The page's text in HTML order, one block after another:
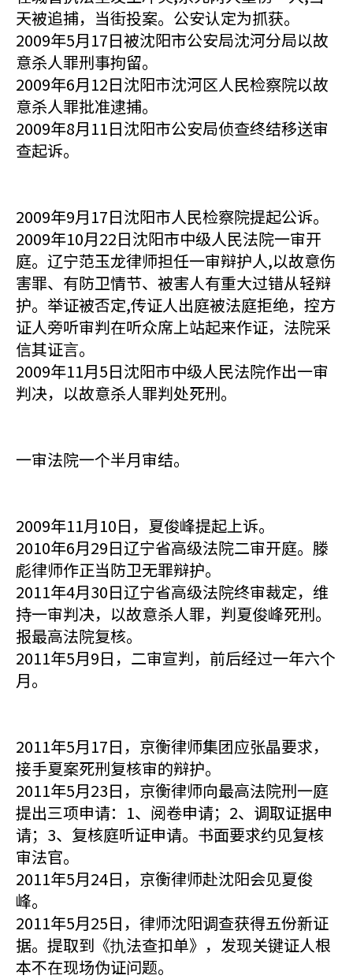
天被追捕，当街投案。公安认定为抓获。
2009年5月17日被沈阳市公安局沈河分局以故
意杀人罪刑事拘留。
2009年6月12日沈阳市沈河区人民检察院以故
意杀人罪批准逮捕。
2009年8月11日沈阳市公安局侦查终结移送审
查起诉。
2009年9月17日沈阳市人民检察院提起公诉。
2009年10月22日沈阳市中级人民法院一审开
庭。辽宁范玉龙律师担任一审辩护人,以故意伤
害罪、有防卫情节、被害人有重大过错从轻辩
护。举证被否定,传证人出庭被法庭拒绝，控方
证人旁听审判在听众席上站起来作证，法院采
信其证言。
2009年11月5日沈阳市中级人民法院作出一审
判决，以故意杀人罪判处死刑。
一审法院一个半月审结。
2009年11月10日，夏俊峰提起上诉。
2010年6月29日辽宁省高级法院二审开庭。滕
彪律师作正当防卫无罪辩护。
2011年4月30日辽宁省高级法院终审裁定，维
持一审判决，以故意杀人罪，判夏俊峰死刑。
报最高法院复核。
2011年5月9日，二审宣判，前后经过一年六个
月。
2011年5月17日，京衡律师集团应张晶要求，
接手夏案死刑复核审的辩护。
2011年5月23日，京衡律师向最高法院刑一庭
提出三项申请：1、阅卷申请；2、调取证据申
请；3、复核庭听证申请。书面要求约见复核
审法官。
2011年5月24日，京衡律师赴沈阳会见夏俊
峰。
2011年5月25日，律师沈阳调查获得五份新证
据。提取到《扏法查扣单》，发现关键证人根
本不在现场伪证问题。